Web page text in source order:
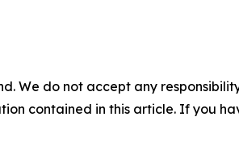
We do not accept any
contained in this article. If you